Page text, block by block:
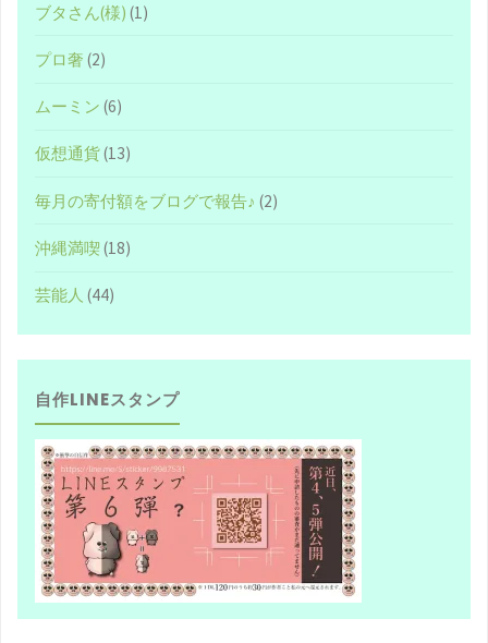
人
に
も
適
可
ブタさん(様) (1)
プロ奢 (2)
ムーミン (6)
仮想通貨(13)
毎月の寄付額をブログで報告♪ (2)
沖縄満喫 (18)
芸能人 (44)
自作LINEスタンプ